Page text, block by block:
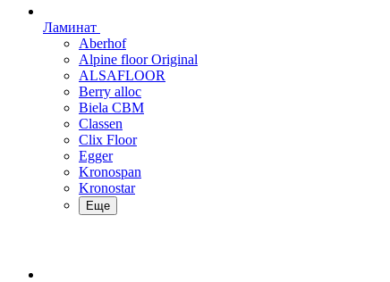
Ламинат
Aberhof
Alpine floor Original
ALSAFLOOR
Berry alloc
Biela CBM
Classen
Clix Floor
Egger
Kronospan
Kronostar
Еще